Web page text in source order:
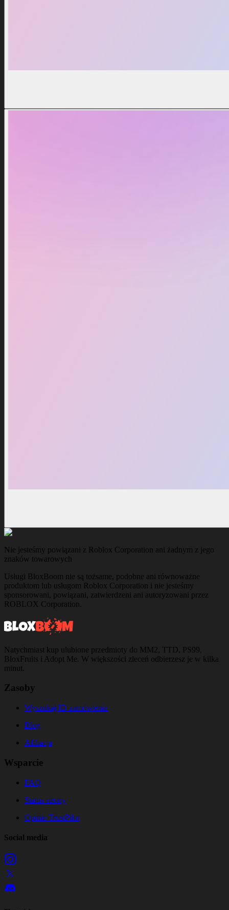
Nie jesteśmy powiązani z Roblox Corporation ani żadnym z jego
znaków towarowych
Usługi BloxBoom nie są tożsame, podobne ani równoważne
produktom lub usługom Roblox Corporation i nie jesteśmy
sponsorowani, powiązani, zatwierdzeni ani autoryzowani przez
ROBLOX Corporation.
Natychmiast kup ulubione przedmioty do MM2, TTD, PS99,
BloxFruits i Adopt Me. W większości zleceń odbierzesz je w kilka
minut.
Zasoby
Wyszukaj ID zamówienia
Blog
Afiliacja
Wsparcie
FAQ
Status strony
Opinie TrustPilot
Social media